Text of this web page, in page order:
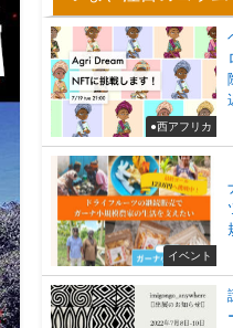
●西アフリカ
イベント